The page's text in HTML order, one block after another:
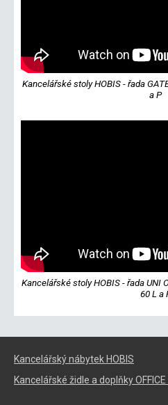
Kancelářské stoly HOBIS - řada
a P
Kancelářské stoly HOBIS - řada UNI
60 L a
Kancelářský nábytek HOBIS
Kancelářské židle a doplňky OFFICE